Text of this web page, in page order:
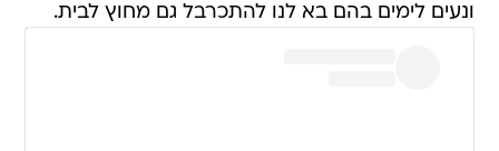
ונעים לימים בהם בא לנו להתכרבל גם מחוץ לבית.